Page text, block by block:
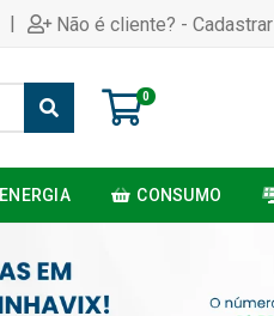
| Não é cliente? - Cadastrar
0
ENERGIA CONSUMO